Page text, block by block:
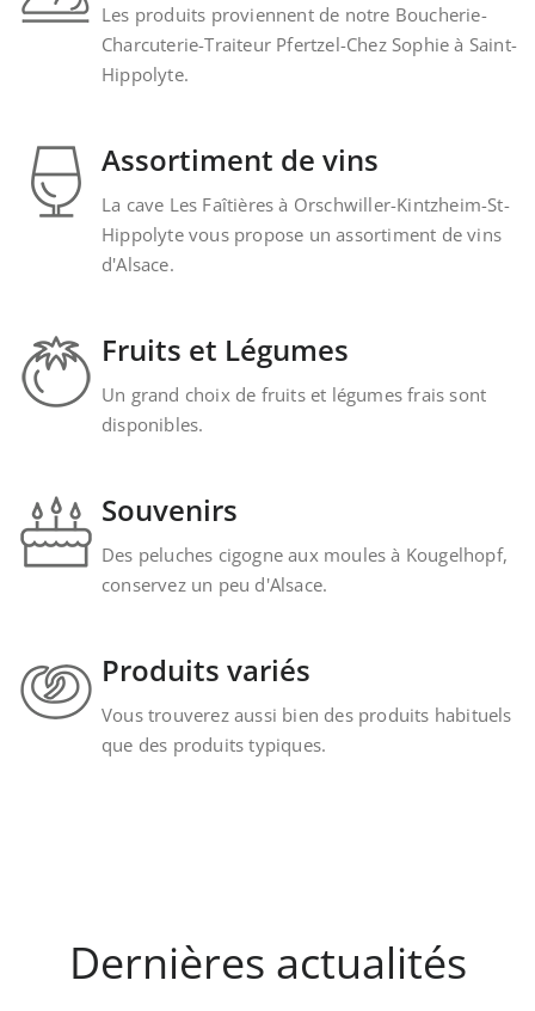
Les produits proviennent de notre Boucherie-
Charcuterie-Traiteur Pfertzel-Chez Sophie à Saint-
Hippolyte.
Assortiment de vins
La cave Les Faîtières à Orschwiller-Kintzheim-St-
Hippolyte vous propose un assortiment de vins
d'Alsace.
Fruits et Légumes
Un grand choix de fruits et légumes frais sont
disponibles.
Souvenirs
Des peluches cigogne aux moules à Kougelhopf,
conservez un peu d'Alsace.
Produits variés
Vous trouverez aussi bien des produits habituels
que des produits typiques.
Dernières actualités